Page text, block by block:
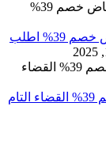
افضل شركة كشف تسربات المياه بالرياض خصم 39% اطلب
مكافحة حشرات بالرياض 055650170 خصم 39% القضاء التام